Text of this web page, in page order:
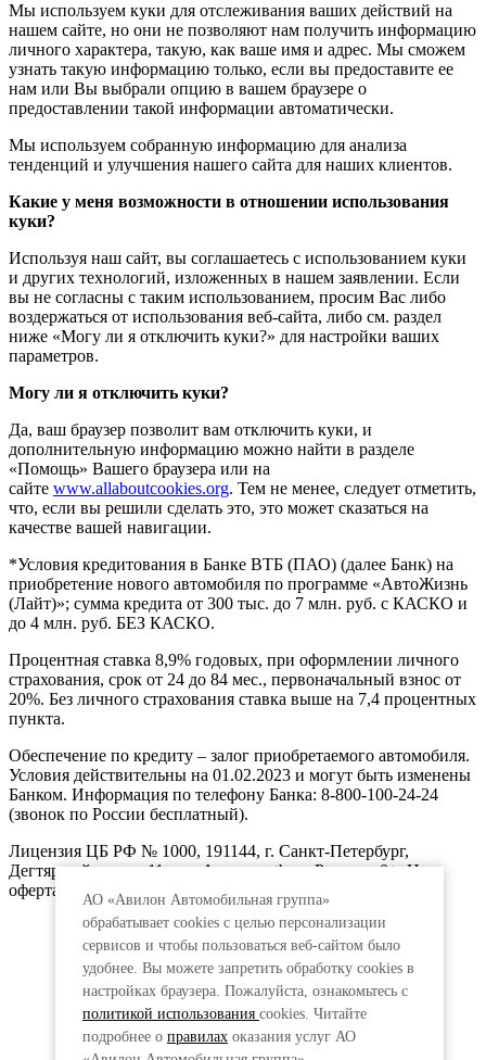
АО «Авилон Автомобильная группа»
обрабатывает cookies с целью персонализации
сервисов и чтобы пользоваться веб-сайтом было
удобнее. Вы можете запретить обработку сookies в
настройках браузера. Пожалуйста, ознакомьтесь с
политикой использования cookies. Читайте
подробнее о правилахоказания услуг АО
Мы используем куки для отслеживания ваших действий на
нашем сайте, но они не позволяют нам получить информацию
личного характера, такую, как ваше имя и адрес. Мы сможем
узнать такую информацию только, если вы предоставите ее
нам или Вы выбрали опцию в вашем браузере о
предоставлении такой информации автоматически.
Мы используем собранную информацию для анализа
тенденций и улучшения нашего сайта для наших клиентов.
Какие у меня возможности в отношении использования
куки?
Используя наш сайт, вы соглашаетесь с использованием куки
и других технологий, изложенных в нашем заявлении. Если
вы не согласны с таким использованием, просим Вас либо
воздержаться от использования веб-сайта, либо см. раздел
ниже «Могу ли я отключить куки?» для настройки ваших
параметров.
Могу ли я отключить куки?
Да, ваш браузер позволит вам отключить куки, и
дополнительную информацию можно найти в разделе
«Помощь» Вашего браузера или на
сайте www.allaboutcookies.org. Тем не менее, следует отметить,
что, если вы решили сделать это, это может сказаться на
качестве вашей навигации.
*Условия кредитования в Банке ВТБ (ПАО) (далее Банк) на
приобретение нового автомобиля по программе «АвтоЖизнь
(Лайт)»; сумма кредита от 300 тыс. до 7 млн. руб. с КАСКО и
до 4 млн. руб. БЕЗ КАСКО.
Процентная ставка 8,9% годовых, при оформлении личного
страхования, срок от 24 до 84 мес., первоначальный взнос от
20%. Без личного страхования ставка выше на 7,4 процентных
пункта.
Обеспечение по кредиту – залог приобретаемого автомобиля.
Условия действительны на 01.02.2023 и могут быть изменены
Банком. Информация по телефону Банка: 8-800-100-24-24
(звонок по России бесплатный).
Лицензия ЦБ РФ № 1000, 191144, г. Санкт-Петербург,
Дегтярный пер., д.11, лит.А. www.vtb.ru. Реклама 0+. Не
оферта.